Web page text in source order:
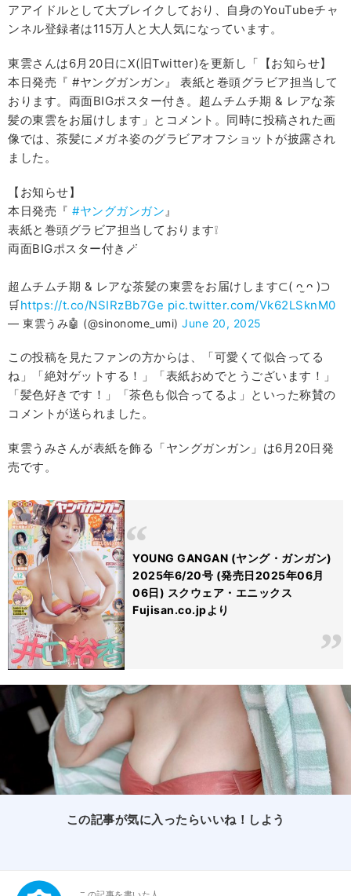
アアイドルとして大ブレイクしており、自身のYouTubeチャ
ンネル登録者は115万人と大人気になっています。
東雲さんは6月20日にX(旧Twitter)を更新し「【お知らせ】
本日発売『 #ヤングガンガン』 表紙と巻頭グラビア担当して
おります。両面BIGポスター付き︎︎。超ムチムチ期 & レアな茶
髪の東雲をお届けします」とコメント。同時に投稿された画
像では、茶髪にメガネ姿のグラビアオフショットが披露され
ました。
【お知らせ】
本日発売『 #ヤングガンガン』
表紙と巻頭グラビア担当しております❕
両面BIGポスター付き🪄︎︎
超ムチムチ期 & レアな茶髪の東雲をお届けします⊂( ᴖ ̫ᴖ )⊃
🛒https://t.co/NSIRzBb7Ge pic.twitter.com/Vk62LSknM0
— 東雲うみ🤖 (@sinonome_umi) June 20, 2025
この投稿を見たファンの方からは、「可愛くて似合ってる
ね」「絶対ゲットする！」「表紙おめでとうございます！」
「髪色好きです！」「茶色も似合ってるよ」といった称賛の
コメントが送られました。
東雲うみさんが表紙を飾る「ヤングガンガン」は6月20日発
売です。
YOUNG GANGAN (ヤング・ガンガン)
2025年6/20号 (発売日2025年06月
06日) スクウェア・エニックス
Fujisan.co.jpより
この記事が気に入ったらいいね！しよう